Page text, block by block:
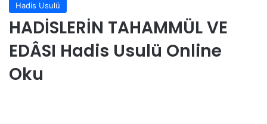
Hadis Usulü
HADİSLERİN TAHAMMÜL VE
EDÂSI Hadis Usulü Online
Oku